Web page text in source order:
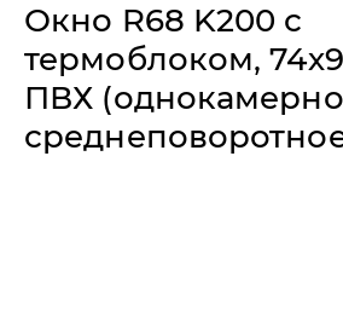
Окно R68 K200 с
термоблоком,
ПВХ